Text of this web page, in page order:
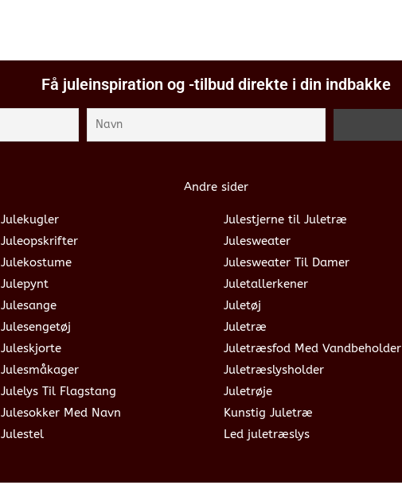
Få juleinspiration og -tilbud direkte i din indbakke
Andre sider
Julekugler
Juleopskrifter
Julekostume
Julepynt
Julesange
Julesengetøj
Juleskjorte
Julesmåkager
Julelys Til Flagstang
Julesokker Med Navn
Julestel
Julestjerne til Juletræ
Julesweater
Julesweater Til Damer
Juletallerkener
Juletøj
Juletræ
Juletræsfod Med Vandbeholder
Juletræslysholder
Juletrøje
Kunstig Juletræ
Led juletræslys